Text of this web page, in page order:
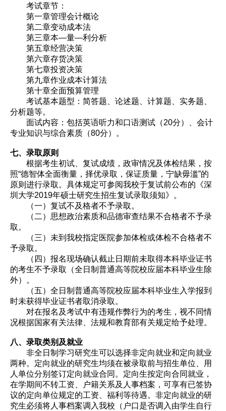
考试章节：
第一章管理会计概论
第二章变动成本法
第三章本—量—利分析
第五章经营决策
第六章存货决策
第七章投资决策
第九章作业成本计算法
第十章全面预算管理
考试基本题型：简答题、论述题、计算题、实务题、
分析题等。
面试内容：包括英语听力和口语测试（20分）、会计
专业知识与综合素质（80分）。
七、录取原则
根据考生初试、复试成绩，政审情况及体检结果，按
照“德智体全面衡量，择优录取，保证质量，宁缺毋滥”的
原则进行录取。具体规定可参阅我校于复试前公布的《深
圳大学2019年硕士研究生招生复试录取须知》。
（一）复试不及格者不予录取。
（二）思想政治素质和品德审查结果不合格者不予录
取。
（三）未到我校指定医院参加体检或体检不合格者不
予录取。
（四）报名现场确认截止日期前未取得本科毕业证书
的考生不予录取（全日制普通高等院校应届本科毕业生除
外）。
（五）全日制普通高等院校应届本科毕业生入学报到
时未获得毕业证书者取消录取。
对在报名及考试中有违规作弊行为的考生，视不同情
况根据国家有关法律、法规和教育部有关规定给予处理。
八、录取类别及就业
非全日制学习研究生可以选择非定向就业和定向就业
两种。定向就业的研究生均须在被录取前与招生单位、用
人单位分别签订定向就业合同。定向生按定向合同就业，
在学期间不转工资、户籍关系及人事档案，可享有已签协
议的定向单位规定的工资、福利等待遇。非定向就业的研
究生必须将人事档案调入我校（户口是否调入由学生自行